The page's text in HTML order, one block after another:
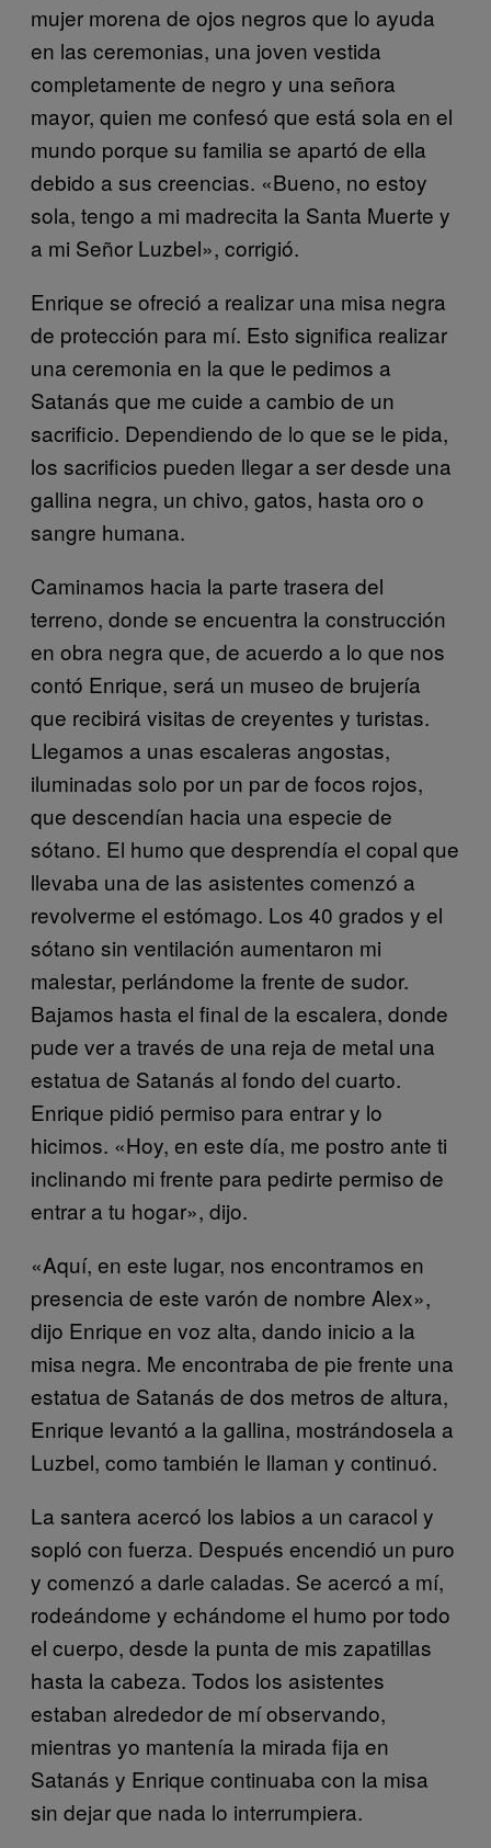
mujer morena de ojos negros que lo ayuda
en las ceremonias, una joven vestida
completamente de negro y una señora
mayor, quien me confesó que está sola en el
mundo porque su familia se apartó de ella
debido a sus creencias. «Bueno, no estoy
sola, tengo a mi madrecita la Santa Muerte y
a mi Señor Luzbel», corrigió.
Enrique se ofreció a realizar una misa negra
de protección para mí. Esto significa realizar
una ceremonia en la que le pedimos a
Satanás que me cuide a cambio de un
sacrificio. Dependiendo de lo que se le pida,
los sacrificios pueden llegar a ser desde una
gallina negra, un chivo, gatos, hasta oro o
sangre humana.
Caminamos hacia la parte trasera del
terreno, donde se encuentra la construcción
en obra negra que, de acuerdo a lo que nos
contó Enrique, será un museo de brujería
que recibirá visitas de creyentes y turistas.
Llegamos a unas escaleras angostas,
iluminadas solo por un par de focos rojos,
que descendían hacia una especie de
sótano. El humo que desprendía el copal que
llevaba una de las asistentes comenzó a
revolverme el estómago. Los 40 grados y el
sótano sin ventilación aumentaron mi
malestar, perlándome la frente de sudor.
Bajamos hasta el final de la escalera, donde
pude ver a través de una reja de metal una
estatua de Satanás al fondo del cuarto.
Enrique pidió permiso para entrar y lo
hicimos. «Hoy, en este día, me postro ante ti
inclinando mi frente para pedirte permiso de
entrar a tu hogar», dijo.
«Aquí, en este lugar, nos encontramos en
presencia de este varón de nombre Alex»,
dijo Enrique en voz alta, dando inicio a la
misa negra. Me encontraba de pie frente una
estatua de Satanás de dos metros de altura,
Enrique levantó a la gallina, mostrándosela a
Luzbel, como también le llaman y continuó.
La santera acercó los labios a un caracol y
sopló con fuerza. Después encendió un puro
y comenzó a darle caladas. Se acercó a mí,
rodeándome y echándome el humo por todo
el cuerpo, desde la punta de mis zapatillas
hasta la cabeza. Todos los asistentes
estaban alrededor de mí observando,
mientras yo mantenía la mirada fija en
Satanás y Enrique continuaba con la misa
sin dejar que nada lo interrumpiera.